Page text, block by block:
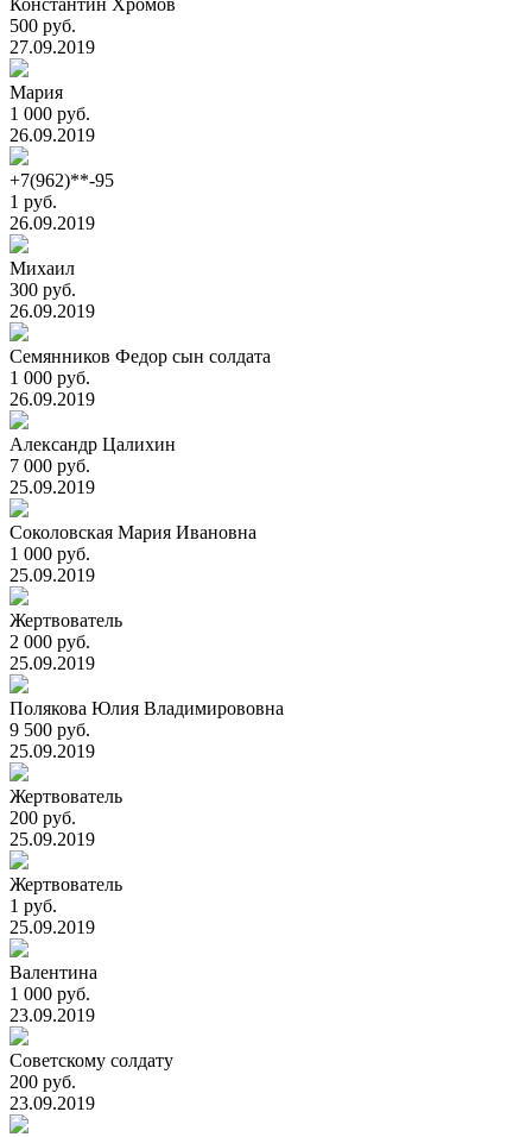
Константин Хромов
500 руб.
27.09.2019
Мария
1 000 руб.
26.09.2019
+7(962)**-95
1 руб.
26.09.2019
Михаил
300 руб.
26.09.2019
Семянников Федор сын солдата
1 000 руб.
26.09.2019
Александр Цалихин
7 000 руб.
25.09.2019
Соколовская Мария Ивановна
1 000 руб.
25.09.2019
Жертвователь
2 000 руб.
25.09.2019
Полякова Юлия Владимирововна
9 500 руб.
25.09.2019
Жертвователь
200 руб.
25.09.2019
Жертвователь
1 руб.
25.09.2019
Валентина
1 000 руб.
23.09.2019
Советскому солдату
200 руб.
23.09.2019